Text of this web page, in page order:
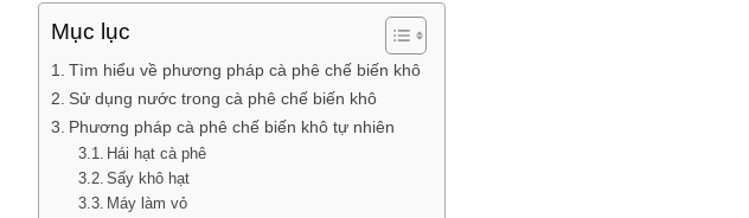
Mục lục
Tìm hiểu về phương pháp cà phê chế biến khô
Sử dụng nước trong cà phê chế biến khô
Phương pháp cà phê chế biến khô tự nhiên
Hái hạt cà phê
Sấy khô hạt
Máy làm vỏ